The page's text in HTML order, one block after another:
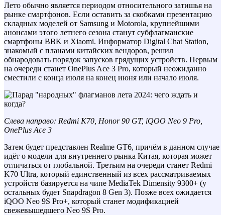
Лето обычно является периодом относительного затишья на
рынке смартфонов. Если оставить за скобками презентацию
складных моделей от Samsung и Motorola, крупнейшими
анонсами этого летнего сезона станут субфлагманские
смартфоны BBK и Xiaomi. Информатор Digital Chat Station,
знакомый с планами китайских вендоров, решил
обнародовать порядок запусков грядущих устройств. Первым
на очереди станет OnePlus Ace 3 Pro, который неожиданно
сместили с конца июля на конец июня или начало июля.
Слева направо: Redmi K70, Honor 90 GT, iQOO Neo 9 Pro,
OnePlus Ace 3
Затем будет представлен Realme GT6, причём в данном случае
идёт о модели для внутреннего рынка Китая, которая может
отличаться от глобальной. Третьим на очереди станет Redmi
K70 Ultra, который единственный из всех рассматриваемых
устройств базируется на чипе MediaTek Dimensity 9300+ (у
остальных будет Snapdragon 8 Gen 3). Позже всех ожидается
iQOO Neo 9S Pro+, который станет модификацией
свежевышедшего Neo 9S Pro.